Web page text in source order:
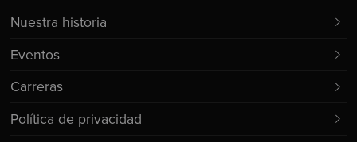
Nuestra historia
Eventos
Carreras
Política de privacidad